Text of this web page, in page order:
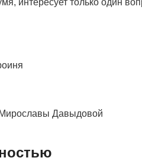
интересует только один
Давыдовой